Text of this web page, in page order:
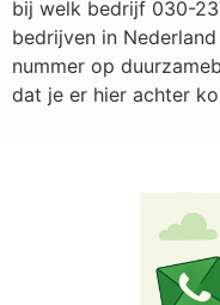
bij welk bedrijf 030-
bedrijven in
nummer op
dat je er hier achter